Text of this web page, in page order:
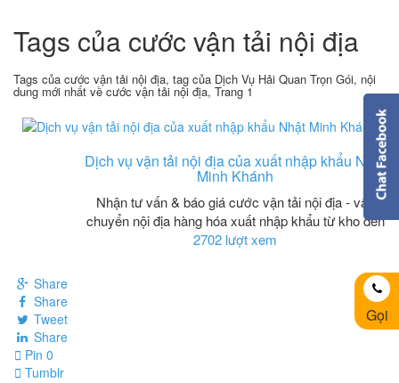
Tags của cước vận tải nội địa
Tags của cước vận tải nội địa, tag của Dịch Vụ Hải Quan Trọn Gói, nội
dung mới nhất về cước vận tải nội địa, Trang 1
Dịch vụ vận tải nội địa của xuất nhập khẩu Nhật
Minh Khánh
Nhận tư vấn & báo giá cước vận tải nội địa - vận
chuyển nội địa hàng hóa xuất nhập khẩu từ kho đến
2702 lượt xem
Share
Share
Tweet
Share
Pin 0
Tumblr
Gọi